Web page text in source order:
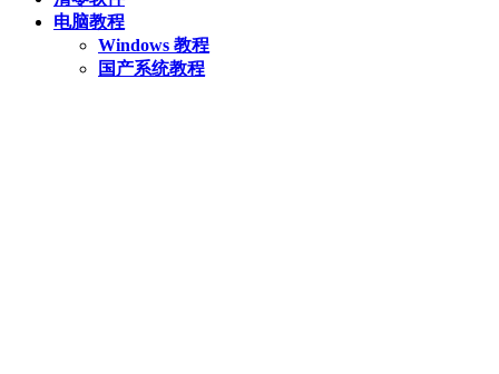
电脑教程
Windows 教程
国产系统教程